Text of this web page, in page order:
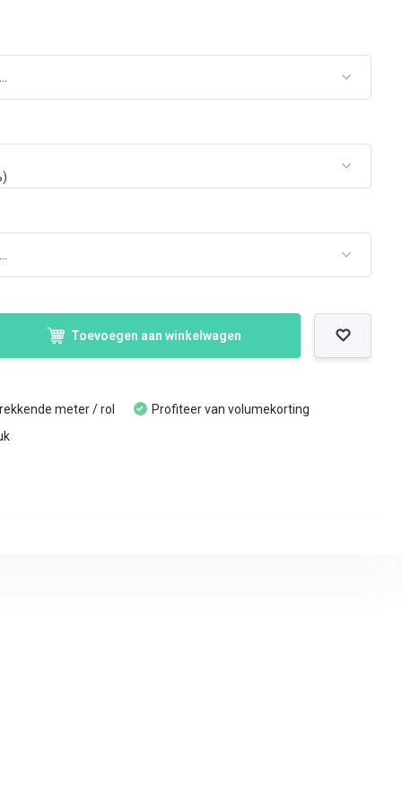
Toevoegen aan winkelwagen
meter / rol
Profiteer van volumekorting